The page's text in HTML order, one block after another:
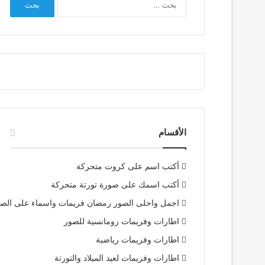
الأقسام
أكتب اسم على كروت متحركة
أكتب اسمك على صورة تورتة متحركة
اجمل واحلى الصور رمضان فريمات واسماء على
اطارات وفريمات رومانسية للصور
اطارات وفريمات رياضية
اطارات وفريمات لعيد الميلاد والتورتة